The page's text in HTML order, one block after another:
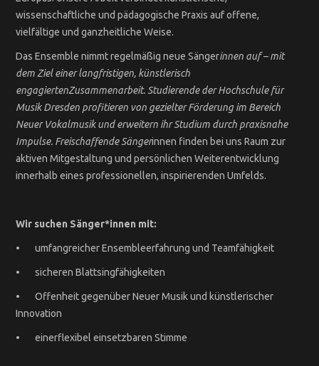
wissenschaftliche und pädagogische Praxis auf offene,
vielfältige und ganzheitliche Weise.
Das Ensemble nimmt regelmäßig neue Sängerinnen auf – mit
dem Ziel einer langfristigen, künstlerisch
engagiertenZusammenarbeit. Studierende der Hochschule für
Musik Dresden profitieren von gezielter Förderung im Bereich
Neuer Vokalmusik und erweitern ihr Studium durch praxisnahe
Impulse. Freischaffende Sängerinnen finden bei uns Raum zur
aktiven Mitgestaltung und persönlichen Weiterentwicklung
innerhalb eines professionellen, inspirierenden Umfelds.
Wir suchen Sänger*innen mit:
• umfangreicher Ensembleerfahrung und Teamfähigkeit
• sicheren Blattsingfähigkeiten
• Offenheit gegenüber Neuer Musik und künstlerischer
Innovation
• einerflexibel einsetzbaren Stimme